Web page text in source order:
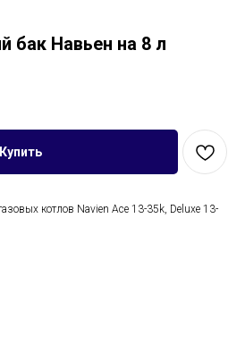
бак Навьен на 8 л
Купить
котлов Navien Ace 13-35k, Deluxe 13-